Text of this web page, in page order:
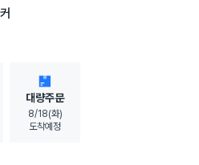
대량주문
8/18(화)
도착예정